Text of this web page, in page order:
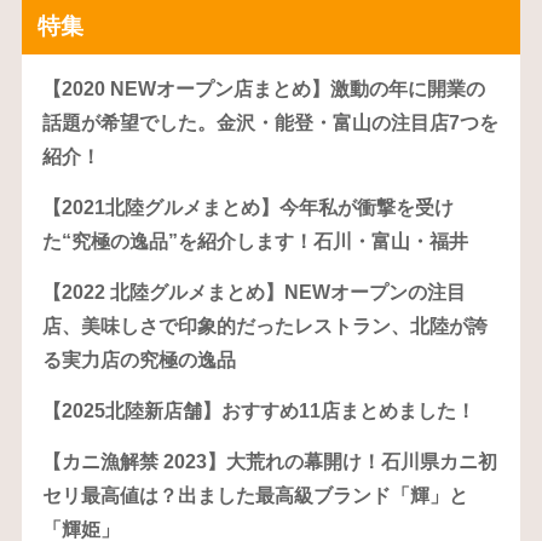
特集
【2020 NEWオープン店まとめ】激動の年に開業の
話題が希望でした。金沢・能登・富山の注目店7つを
紹介！
【2021北陸グルメまとめ】今年私が衝撃を受け
た“究極の逸品”を紹介します！石川・富山・福井
【2022 北陸グルメまとめ】NEWオープンの注目
店、美味しさで印象的だったレストラン、北陸が誇
る実力店の究極の逸品
【2025北陸新店舗】おすすめ11店まとめました！
【カニ漁解禁 2023】大荒れの幕開け！石川県カニ初
セリ最高値は？出ました最高級ブランド「輝」と
「輝姫」